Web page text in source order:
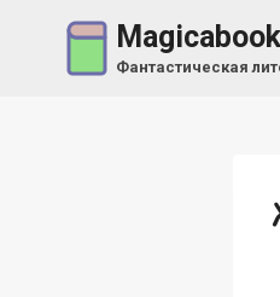
содержимомуФантастическая